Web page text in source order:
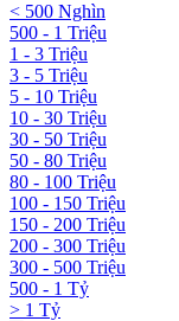
< 500 Nghìn
500 - 1 Triệu
1 - 3 Triệu
3 - 5 Triệu
5 - 10 Triệu
10 - 30 Triệu
30 - 50 Triệu
50 - 80 Triệu
80 - 100 Triệu
100 - 150 Triệu
150 - 200 Triệu
200 - 300 Triệu
300 - 500 Triệu
500 - 1 Tỷ
> 1 Tỷ